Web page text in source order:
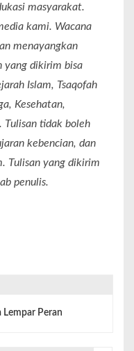
masyarakat.
kami. Wacana
menayangkan
yang dikirim bisa
Islam, Tsaqofah
Kesehatan,
Tulisan tidak boleh
kebencian, dan
Tulisan yang dikirim
penulis.
Lempar Peran